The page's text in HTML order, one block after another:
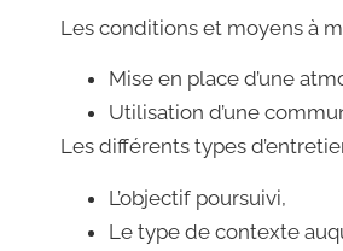
Les conditions et moyens à
Mise en place d’une
Utilisation d’une
Les différents types
L’objectif poursuivi,
Le type de contexte